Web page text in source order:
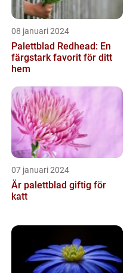
08 januari 2024
Palettblad Redhead: En
färgstark favorit för ditt
hem
07 januari 2024
Är palettblad giftig för
katt